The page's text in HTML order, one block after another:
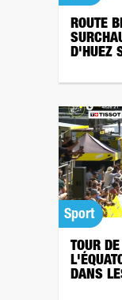
ROUTE
D'HUEZ
Sport
TOUR
DANS